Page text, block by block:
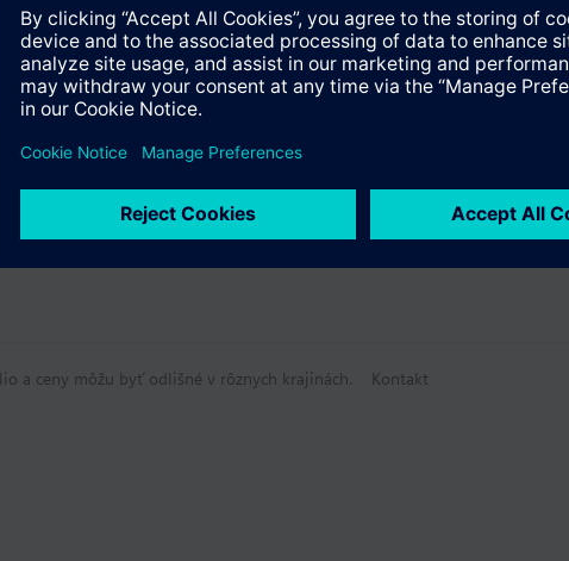
a ceny môžu byť odlišné v rôznych krajinách. Kontakt